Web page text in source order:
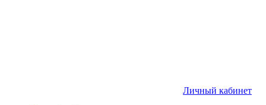
Личный кабинет